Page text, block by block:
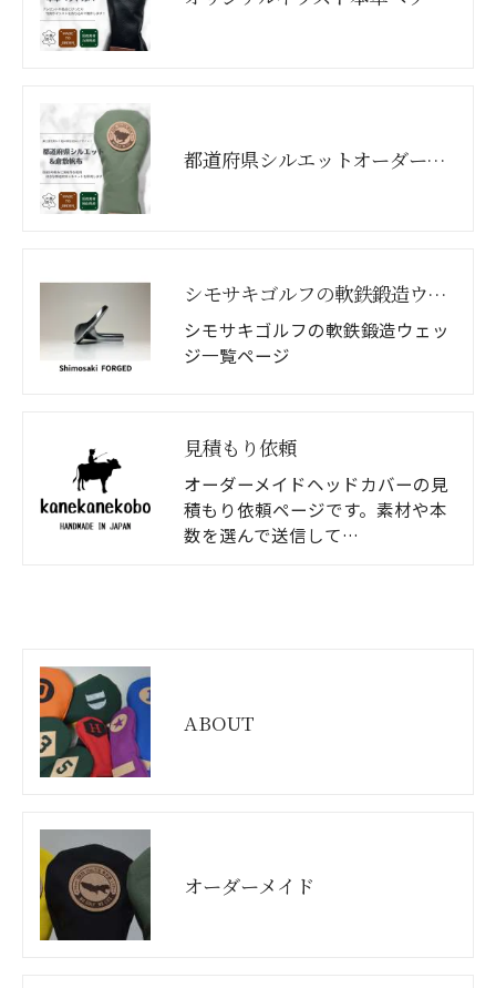
都道府県シルエットオーダーメイドヘッドカバー
シモサキゴルフの軟鉄鍛造ウェッジ商品一覧
シモサキゴルフの軟鉄鍛造ウェッ
ジ一覧ページ
見積もり依頼
オーダーメイドヘッドカバーの見
積もり依頼ページです。素材や本
数を選んで送信して…
ABOUT
オーダーメイド